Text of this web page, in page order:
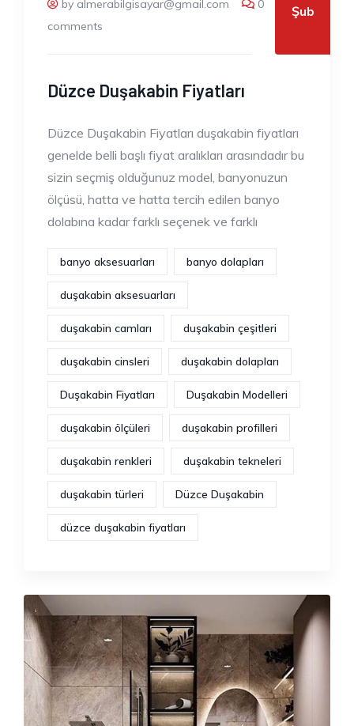
by almerabilgisayar@gmail.com
0
comments
Şub
Düzce Duşakabin Fiyatları
Düzce Duşakabin Fiyatları duşakabin fiyatları
genelde belli başlı fiyat aralıkları arasındadır bu
sizin seçmiş olduğunuz model, banyonuzun
ölçüsü, hatta ve hatta tercih edilen banyo
dolabına kadar farklı seçenek ve farklı
banyo aksesuarları banyo dolapları
duşakabin aksesuarları
duşakabin camları duşakabin çeşitleri
duşakabin cinsleri duşakabin dolapları
Duşakabin Fiyatları Duşakabin Modelleri
duşakabin ölçüleri duşakabin profilleri
duşakabin renkleri duşakabin tekneleri
duşakabin türleri Düzce Duşakabin
düzce duşakabin fiyatları